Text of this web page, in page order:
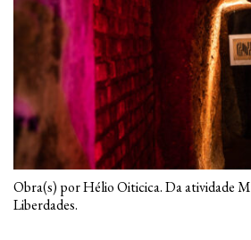
Obra(s) por Hélio Oiticica. Da atividade
Liberdades.